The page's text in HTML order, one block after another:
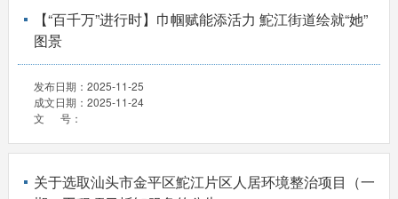
【“百千万”进行时】巾帼赋能添活力 鮀江街道绘就“她”
图景
发布日期： 2025-11-25
成文日期： 2025-11-24
文 号：
关于选取汕头市金平区鮀江片区人居环境整治项目（一